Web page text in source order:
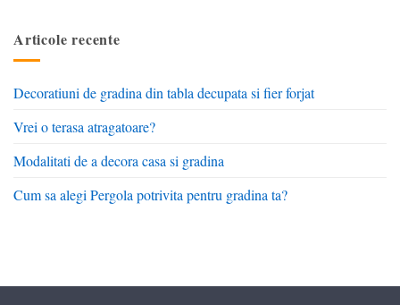
Articole recente
Decoratiuni de gradina din tabla decupata si fier forjat
Vrei o terasa atragatoare?
Modalitati de a decora casa si gradina
Cum sa alegi Pergola potrivita pentru gradina ta?